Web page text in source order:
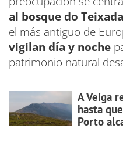
al bosque do
el más antiguo de
vigilan día y noche
patrimonio natural
A Veiga
hasta
Porto